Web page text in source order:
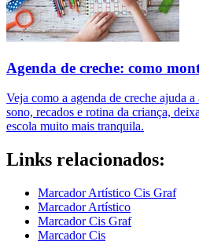
Agenda de creche: como
Veja como a agenda de creche ajuda
sono, recados e rotina da criança,
escola muito mais tranquila.
Links relacionados:
Marcador Artístico Cis Graf
Marcador Artístico
Marcador Cis Graf
Marcador Cis